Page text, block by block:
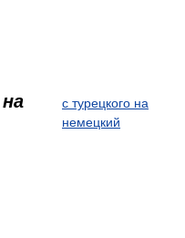
с турецкого на
немецкий